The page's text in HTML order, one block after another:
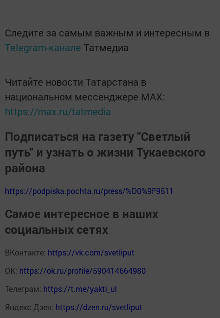
Следите за самым важным и интересным в
Telegram-канале Татмедиа
Читайте новости Татарстана в
национальном мессенджере MАХ:
https://max.ru/tatmedia
Подписаться на газету "Светлый
путь" и узнать о жизни Тукаевского
района
https://podpiska.pochta.ru/press/%D0%9F9511
Самое интересное в наших
социальных сетях
ВКонтакте: https://vk.com/svetliput
ОК: https://ok.ru/profile/590414664980
Телеграм: https://t.me/yakti_ul
Яндекс Дзен: https://dzen.ru/svetliput